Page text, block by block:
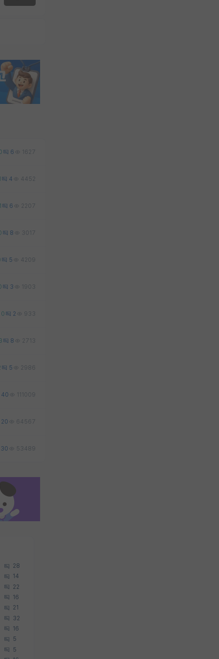
6 1627
4 4452
1 6 2207
8 3017
5 4209
3 1903
0 2 933
8 2713
5 2986
40 111009
20 64567
30 53489
28
14
22
16
21
32
16
5
5